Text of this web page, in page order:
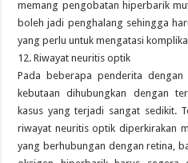
memang pengobatan hiperbarik
boleh jadi penghalang sehingga
yang perlu untuk mengatasi
12. Riwayat neuritis optik
Pada beberapa penderita
kebutaan dihubungkan dengan
kasus yang terjadi sangat sedikit.
riwayat neuritis optik diperkirakan
yang berhubungan dengan retina,